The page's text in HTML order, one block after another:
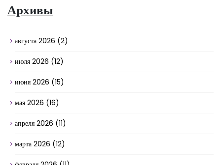
Архивы
августа 2026 (2)
июля 2026 (12)
июня 2026 (15)
мая 2026 (16)
апреля 2026 (11)
марта 2026 (12)